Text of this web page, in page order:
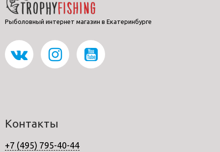
Рыболовный интернет магазин в Екатеринбурге
Контакты
+7 (495) 795-40-44